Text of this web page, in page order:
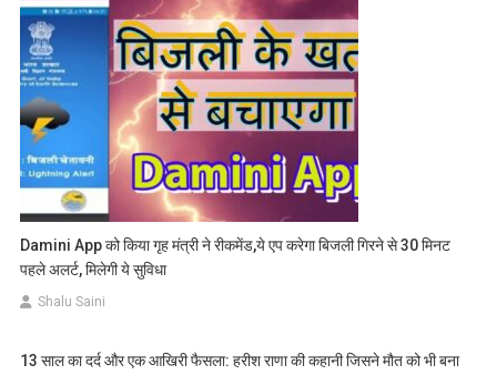
Damini App को किया गृह मंत्री ने रीकमेंड,ये एप करेगा बिजली गिरने से 30 मिनट
पहले अलर्ट, मिलेगी ये सुविधा
Shalu Saini
13 साल का दर्द और एक आखिरी फैसला: हरीश राणा की कहानी जिसने मौत को भी बना